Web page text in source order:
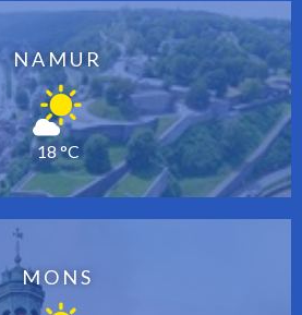
NAMUR
18 °C
MONS